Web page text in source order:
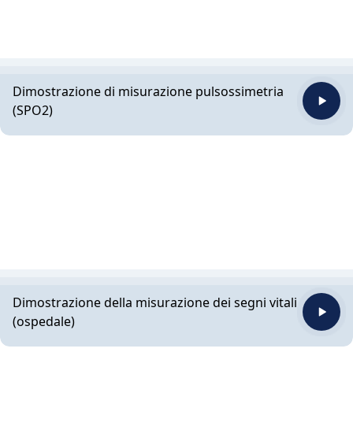
Dimostrazione di misurazione pulsossimetria
(SPO2)
Dimostrazione della misurazione dei segni vitali
(ospedale)